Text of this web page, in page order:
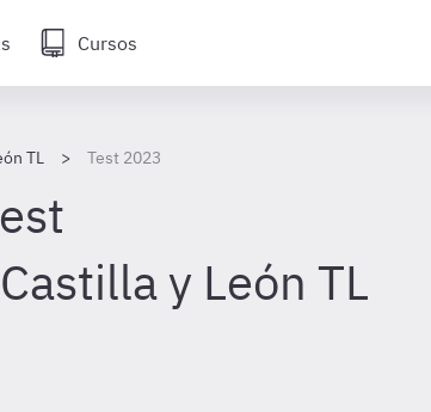
Cursos
TL Test 2023
y León TL